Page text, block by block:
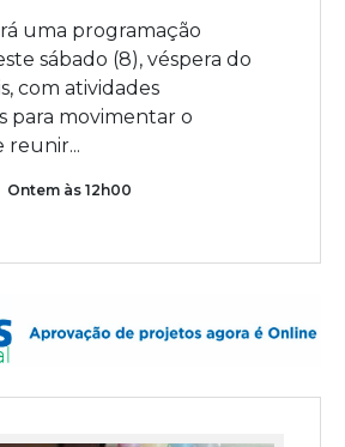
uma programação
sábado (8), véspera do
com atividades
para movimentar o
reunir...
Ontem às 12h00